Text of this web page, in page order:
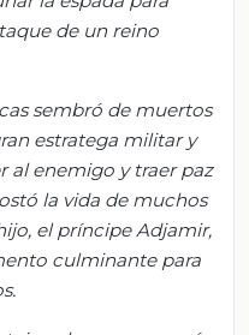
de un reino
sembró de muertos
estratega militar y
al enemigo y traer paz
la vida de muchos
el príncipeAdjamir,
culminante para